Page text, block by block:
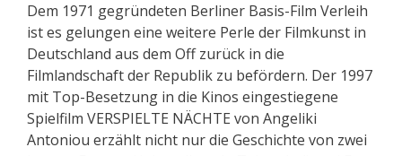
Dem 1971 gegründeten Berliner Basis-Film Verleih
ist es gelungen eine weitere Perle der Filmkunst in
Deutschland aus dem Off zurück in die
Filmlandschaft der Republik zu befördern. Der 1997
mit Top-Besetzung in die Kinos eingestiegene
Spielfilm VERSPIELTE NÄCHTE von Angeliki
Antoniou erzählt nicht nur die Geschichte von zwei